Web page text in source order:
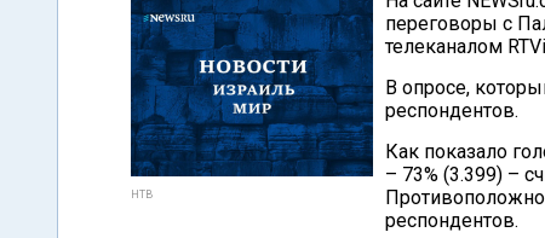
НТВ
переговоры с
телеканалом
В опросе,
респондентов.
Как показало
– 73% (3.399) –
респондентов.